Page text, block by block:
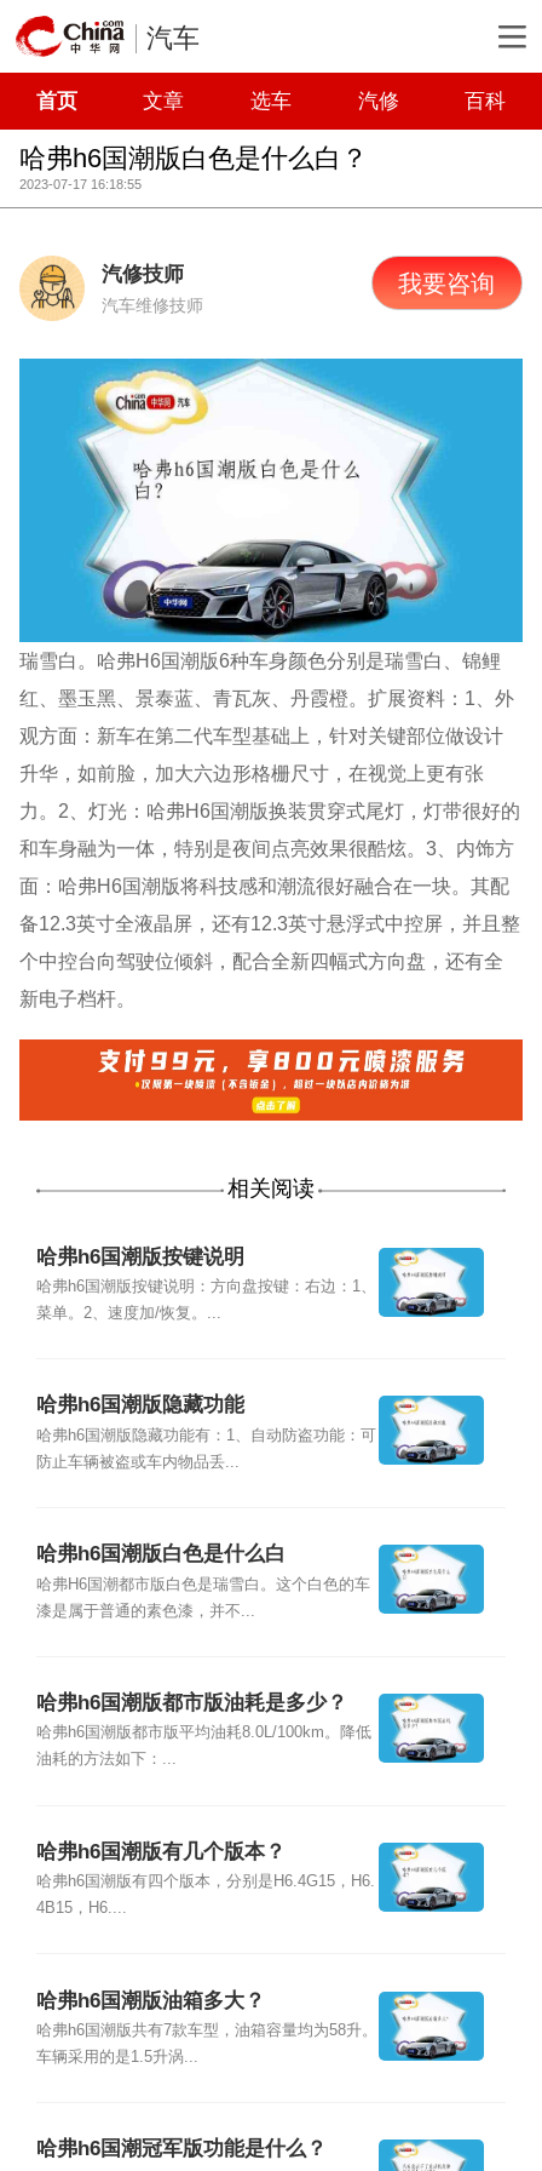
汽车
首页 文章 选车 汽修 百科
哈弗h6国潮版白色是什么白？
2023-07-17 16:18:55
汽修技师
汽车维修技师
我要咨询
瑞雪白。哈弗H6国潮版6种车身颜色分别是瑞雪白、锦鲤
红、墨玉黑、景泰蓝、青瓦灰、丹霞橙。扩展资料：1、外
观方面：新车在第二代车型基础上，针对关键部位做设计
升华，如前脸，加大六边形格栅尺寸，在视觉上更有张
力。2、灯光：哈弗H6国潮版换装贯穿式尾灯，灯带很好的
和车身融为一体，特别是夜间点亮效果很酷炫。3、内饰方
面：哈弗H6国潮版将科技感和潮流很好融合在一块。其配
备12.3英寸全液晶屏，还有12.3英寸悬浮式中控屏，并且整
个中控台向驾驶位倾斜，配合全新四幅式方向盘，还有全
新电子档杆。
相关阅读
哈弗h6国潮版按键说明
哈弗h6国潮版按键说明：方向盘按键：右边：1、
菜单。2、速度加/恢复。...
哈弗h6国潮版隐藏功能
哈弗h6国潮版隐藏功能有：1、自动防盗功能：可
防止车辆被盗或车内物品丢...
哈弗h6国潮版白色是什么白
哈弗H6国潮都市版白色是瑞雪白。这个白色的车
漆是属于普通的素色漆，并不...
哈弗h6国潮版都市版油耗是多少？
哈弗h6国潮版都市版平均油耗8.0L/100km。降低
油耗的方法如下：...
哈弗h6国潮版有几个版本？
哈弗h6国潮版有四个版本，分别是H6.4G15，H6.
4B15，H6....
哈弗h6国潮版油箱多大？
哈弗h6国潮版共有7款车型，油箱容量均为58升。
车辆采用的是1.5升涡...
哈弗h6国潮冠军版功能是什么？